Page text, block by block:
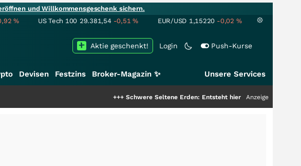
und Willkommensgeschenk sichern.
% US Tech 100 29.381,54 -0,51% EUR/USD 1,15220 -0,02 %
Login Push-Kurse
Aktie geschenkt!
Devisen Festzins Broker-Magazin ✨ Unsere Services
Schwere Seltene Erden: Entsteht hier die nächste Milliardenstory?
Anzeige